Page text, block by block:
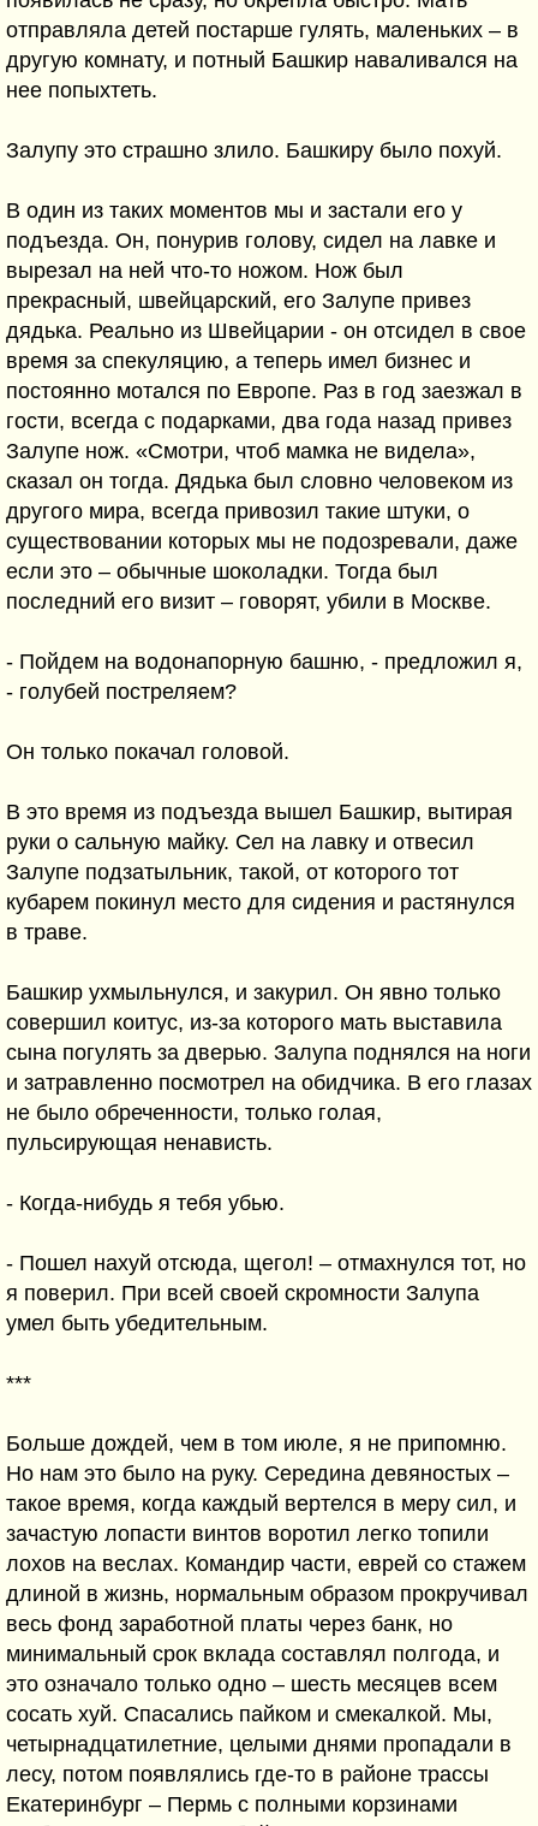
отправляла детей постарше гулять, маленьких – в
другую комнату, и потный Башкир наваливался на
нее попыхтеть.
Залупу это страшно злило. Башкиру было похуй.
В один из таких моментов мы и застали его у
подъезда. Он, понурив голову, сидел на лавке и
вырезал на ней что-то ножом. Нож был
прекрасный, швейцарский, его Залупе привез
дядька. Реально из Швейцарии - он отсидел в свое
время за спекуляцию, а теперь имел бизнес и
постоянно мотался по Европе. Раз в год заезжал в
гости, всегда с подарками, два года назад привез
Залупе нож. «Смотри, чтоб мамка не видела»,
сказал он тогда. Дядька был словно человеком из
другого мира, всегда привозил такие штуки, о
существовании которых мы не подозревали, даже
если это – обычные шоколадки. Тогда был
последний его визит – говорят, убили в Москве.
- Пойдем на водонапорную башню, - предложил я,
- голубей постреляем?
Он только покачал головой.
В это время из подъезда вышел Башкир, вытирая
руки о сальную майку. Сел на лавку и отвесил
Залупе подзатыльник, такой, от которого тот
кубарем покинул место для сидения и растянулся
в траве.
Башкир ухмыльнулся, и закурил. Он явно только
совершил коитус, из-за которого мать выставила
сына погулять за дверью. Залупа поднялся на ноги
и затравленно посмотрел на обидчика. В его глазах
не было обреченности, только голая,
пульсирующая ненависть.
- Когда-нибудь я тебя убью.
- Пошел нахуй отсюда, щегол! – отмахнулся тот, но
я поверил. При всей своей скромности Залупа
умел быть убедительным.
***
Больше дождей, чем в том июле, я не припомню.
Но нам это было на руку. Середина девяностых –
такое время, когда каждый вертелся в меру сил, и
зачастую лопасти винтов воротил легко топили
лохов на веслах. Командир части, еврей со стажем
длиной в жизнь, нормальным образом прокручивал
весь фонд заработной платы через банк, но
минимальный срок вклада составлял полгода, и
это означало только одно – шесть месяцев всем
сосать хуй. Спасались пайком и смекалкой. Мы,
четырнадцатилетние, целыми днями пропадали в
лесу, потом появлялись где-то в районе трассы
Екатеринбург – Пермь с полными корзинами